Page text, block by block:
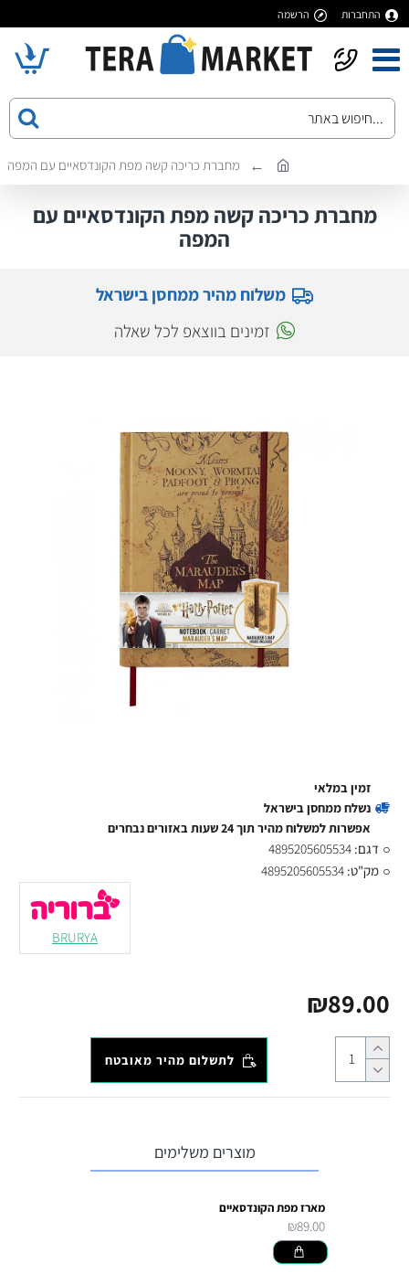
התחברות הרשמה
מחברת כריכה קשה מפת הקונדסאיים עם המפה
מחברת כריכה קשה מפת הקונדסאיים עם
המפה
משלוח מהיר ממחסן בישראל
זמינים בווצאפ לכל שאלה
₪89.00
זמין במלאי
נשלח ממחסן בישראל
אפשרות למשלוח מהיר תוך 24 שעות באזורים נבחרים
דגם: 4895205605534
מק"ט: 4895205605534
BRURYA
לתשלום מהיר מאובטח
מוצרים משלימים
מארז מפת הקונדסאיים
₪89.00